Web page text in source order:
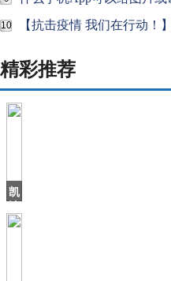
10 【抗击疫情 我们在行动！
精彩推荐
凯
拉